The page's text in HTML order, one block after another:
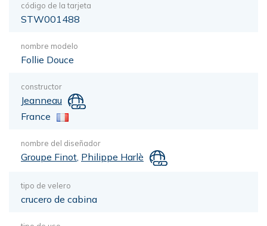
código de la tarjeta
STW001488
nombre modelo
Follie Douce
constructor
Jeanneau
France
nombre del diseñador
Groupe Finot Philippe Harlè
tipo de velero
crucero de cabina